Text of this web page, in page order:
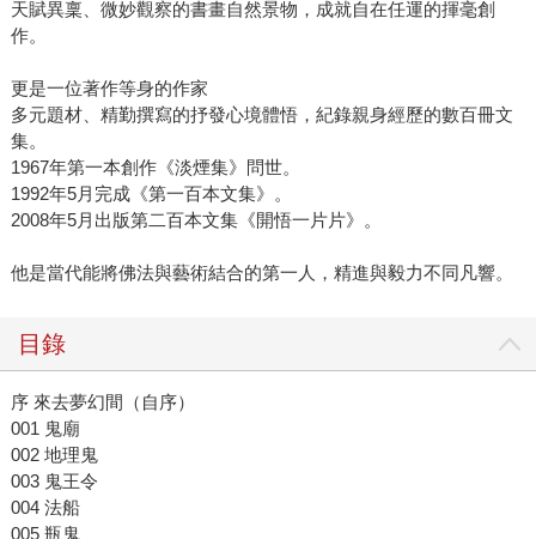
天賦異稟、微妙觀察的書畫自然景物，成就自在任運的揮毫創
作。
更是一位著作等身的作家
多元題材、精勤撰寫的抒發心境體悟，紀錄親身經歷的數百冊文
集。
1967年第一本創作《淡煙集》問世。
1992年5月完成《第一百本文集》。
2008年5月出版第二百本文集《開悟一片片》。
他是當代能將佛法與藝術結合的第一人，精進與毅力不同凡響。
目錄
序 來去夢幻間（自序）
001 鬼廟
002 地理鬼
003 鬼王令
004 法船
005 瓶鬼